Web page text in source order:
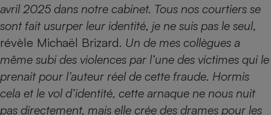
avril 2025 dans notre cabinet. Tous nos courtiers se
sont fait usurper leur identité, je ne suis pas le seul,
révèle Michaël Brizard. Un de mes collègues a
même subi des violences par l’une des victimes qui le
prenait pour l’auteur réel de cette fraude. Hormis
cela et le vol d’identité, cette arnaque ne nous nuit
pas directement, mais elle crée des drames pour les